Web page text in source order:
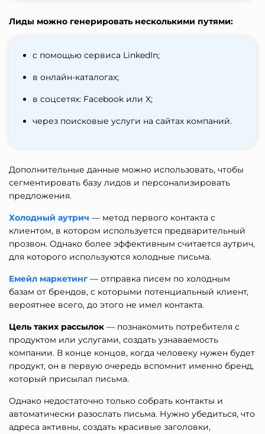
Лиды можно генерировать несколькими путями:
с помощью сервиса LinkedIn;
в онлайн-каталогах;
в соцсетях: Facebook или X;
через поисковые услуги на сайтах компаний.
Дополнительные данные можно использовать, чтобы
сегментировать базу лидов и персонализировать
предложения.
Холодный аутрич — метод первого контакта с
клиентом, в котором используется предварительный
прозвон. Однако более эффективным считается аутрич,
для которого используются холодные письма.
Емейл маркетинг — отправка писем по холодным
базам от брендов, с которыми потенциальный клиент,
вероятнее всего, до этого не имел контакта.
Цель таких рассылок — познакомить потребителя с
продуктом или услугами, создать узнаваемость
компании. В конце концов, когда человеку нужен будет
продукт, он в первую очередь вспомнит именно бренд,
который присылал письма.
Однако недостаточно только собрать контакты и
автоматически разослать письма. Нужно убедиться, что
адреса активны, создать красивые заголовки,